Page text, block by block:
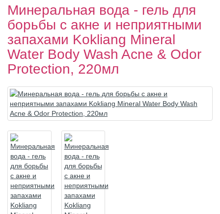
Минеральная вода - гель для
борьбы с акне и неприятными
запахами Kokliang Mineral
Water Body Wash Acne & Odor
Protection, 220мл